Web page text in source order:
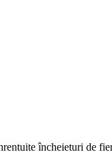
încheieturi de